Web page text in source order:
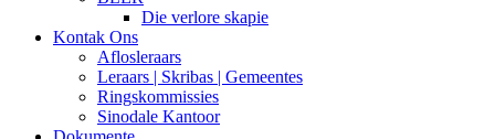
Die verlore skapie
Kontak Ons
Aflosleraars
Leraars | Skribas | Gemeentes
Ringskommissies
Sinodale Kantoor